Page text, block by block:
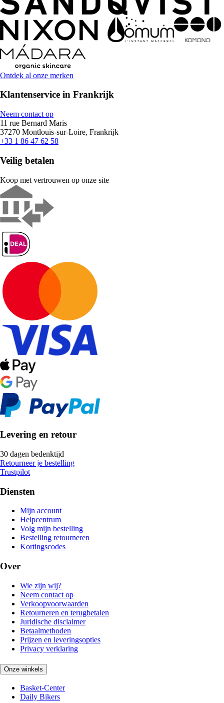
Ontdek al onze merken
Klantenservice in Frankrijk
Neem contact op
11 rue Bernard Maris
37270 Montlouis-sur-Loire, Frankrijk
+33 1 86 47 62 58
Veilig betalen
Koop met vertrouwen op onze site
Levering en retour
30 dagen bedenktijd
Retourneer je bestelling
Trustpilot
Diensten
Mijn account
Helpcentrum
Volg mijn bestelling
Bestelling retourneren
Kortingscodes
Over
Wie zijn wij?
Neem contact op
Verkoopvoorwaarden
Retourneren en terugbetalen
Juridische disclaimer
Betaalmethoden
Prijzen en leveringsopties
Privacy verklaring
Onze winkels
Basket-Center
Daily Bikers